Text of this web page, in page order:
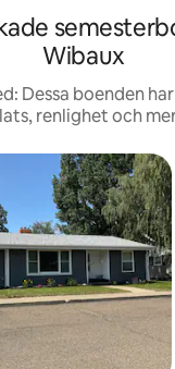
Wibaux
Dessa boenden
renlighet och